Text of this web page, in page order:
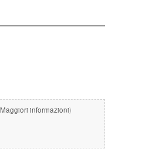
Maggiori informazioni)